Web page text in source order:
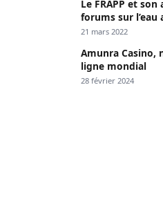
Le FRAPP et
forums sur
Dakar »
21 mars 2022
Amunra Casino,
ligne mondial
28 février 2024